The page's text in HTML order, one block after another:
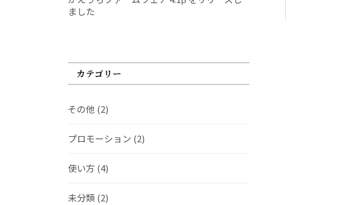
ました
カテゴリー
その他 (2)
プロモーション (2)
使い方 (4)
未分類 (2)